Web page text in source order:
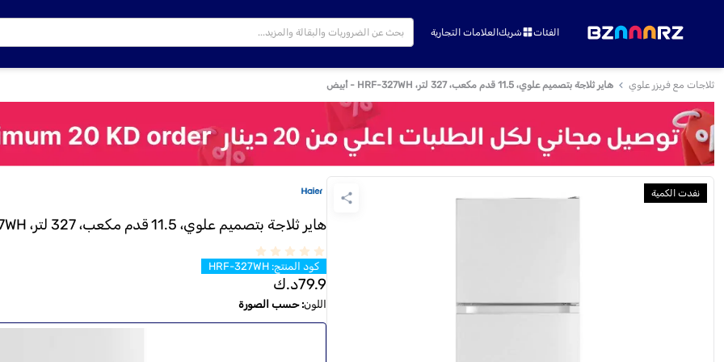
الفئات شريكالعلامات التجارية
ثلاجات مع فريزر علوي هاير ثلاجة بتصميم علوي، 11.5 قدم مكعب، 327 لتر، HRF-327WH - أبيض
نفدت الكمية
هاير ثلاجة بتصميم علوي، 11.5 قدم مكعب، 327 لتر، HRF-327WH - أبيض
كود المنتج:
HRF-327WH
79.9د.ك
اللون:حسب الصورة